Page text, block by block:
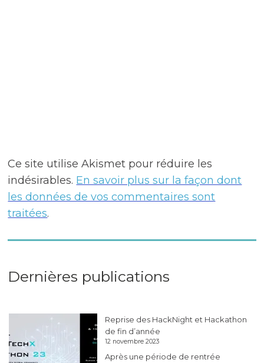
Ce site utilise Akismet pour réduire les
indésirables. En savoir plus sur la façon dont
les données de vos commentaires sont
traitées.
Dernières publications
Reprise des HackNight et Hackathon
de fin d’année
12 novembre 2023
Après une période de rentrée